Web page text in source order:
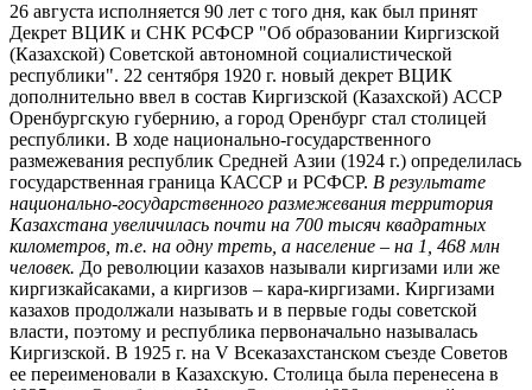
26 августа исполняется 90 лет с того дня, как был принят
Декрет ВЦИК и СНК РСФСР "Об образовании Киргизской
(Казахской) Советской автономной социалистической
республики". 22 сентября 1920 г. новый декрет ВЦИК
дополнительно ввел в состав Киргизской (Казахской) АССР
Оренбургскую губернию, а город Оренбург стал столицей
республики. В ходе национально-государственного
размежевания республик Средней Азии (1924 г.) определилась
государственная граница КАССР и РСФСР. В результате
национально-государственного размежевания территория
Казахстана увеличилась почти на 700 тысяч квадратных
километров, т.е. на одну треть, а население – на 1, 468 млн
человек. До революции казахов называли киргизами или же
киргизкайсаками, а киргизов – кара-киргизами. Киргизами
казахов продолжали называть и в первые годы советской
власти, поэтому и республика первоначально называлась
Киргизской. В 1925 г. на V Всеказахстанском съезде Советов
ее переименовали в Казахскую. Столица была перенесена в